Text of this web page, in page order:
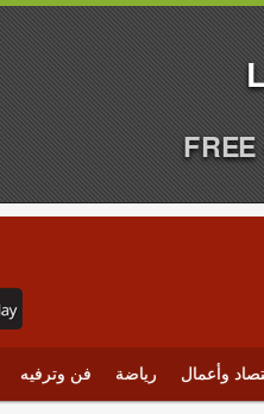
وأعمال رياضة فن وترفيه